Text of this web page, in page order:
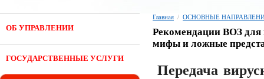
ОБ УПРАВЛЕНИИ
ГОСУДАРСТВЕННЫЕ УСЛУГИ
Главная / ОСНОВНЫЕ
Рекомендации ВОЗ для
мифы и ложные
Передача